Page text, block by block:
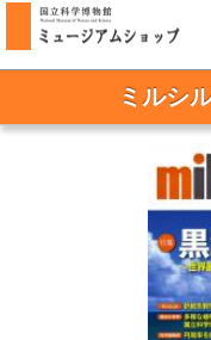
ミルシ